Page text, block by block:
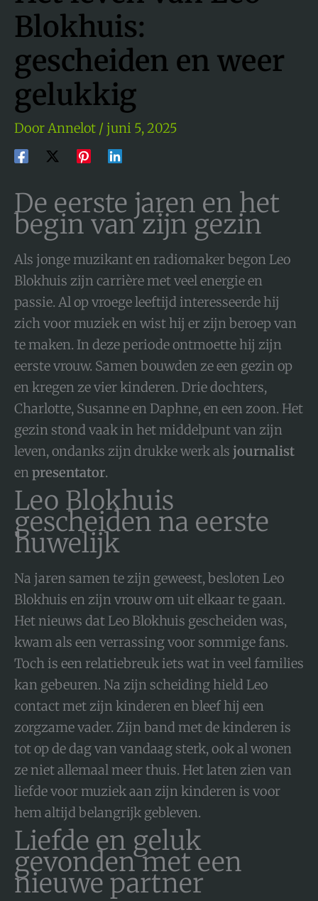
Blokhuis:
gescheiden en weer
gelukkig
DoorAnnelot / juni 5, 2025
De eerste jaren en het
begin van zijn gezin
Als jonge muzikant en radiomaker begon Leo
Blokhuis zijn carrière met veel energie en
passie. Al op vroege leeftijd interesseerde hij
zich voor muziek en wist hij er zijn beroep van
te maken. In deze periode ontmoette hij zijn
eerste vrouw. Samen bouwden ze een gezin op
en kregen ze vier kinderen. Drie dochters,
Charlotte, Susanne en Daphne, en een zoon. Het
gezin stond vaak in het middelpunt van zijn
leven, ondanks zijn drukke werk als journalist
enpresentator.
Leo Blokhuis
gescheiden na eerste
huwelijk
Na jaren samen te zijn geweest, besloten Leo
Blokhuis en zijn vrouw om uit elkaar te gaan.
Het nieuws dat Leo Blokhuis gescheiden was,
kwam als een verrassing voor sommige fans.
Toch is een relatiebreuk iets wat in veel families
kan gebeuren. Na zijn scheiding hield Leo
contact met zijn kinderen en bleef hij een
zorgzame vader. Zijn band met de kinderen is
tot op de dag van vandaag sterk, ook al wonen
ze niet allemaal meer thuis. Het laten zien van
liefde voor muziek aan zijn kinderen is voor
hem altijd belangrijk gebleven.
Liefde en geluk
gevonden met een
nieuwe partner